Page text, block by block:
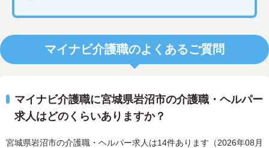
マイナビ介護職のよくあるご質問
マイナビ介護職に宮城県岩沼市の介護職・ヘルパー
求人はどのくらいありますか？
宮城県岩沼市の介護職・ヘルパー求人は14件あります（2026年08月